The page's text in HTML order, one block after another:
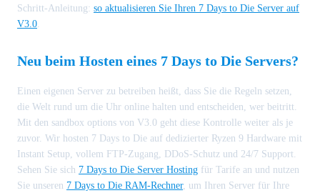
Schritt-Anleitung: so aktualisieren Sie Ihren 7 Days to Die Server auf
V3.0
Neu beim Hosten eines 7 Days to Die Servers?
Einen eigenen Server zu betreiben heißt, dass Sie die Regeln setzen,
die Welt rund um die Uhr online halten und entscheiden, wer beitritt.
Mit den sandbox options von V3.0 geht diese Kontrolle weiter als je
zuvor. Wir hosten 7 Days to Die auf dedizierter Ryzen 9 Hardware mit
Instant Setup, vollem FTP-Zugang, DDoS-Schutz und 24/7 Support.
Sehen Sie sich 7 Days to Die Server Hosting für Tarife an und nutzen
Sie unseren 7 Days to Die RAM-Rechner, um Ihren Server für Ihre